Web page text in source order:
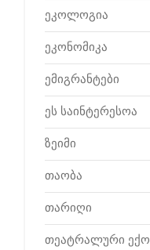
ეკოლოგია
ეკონომიკა
ემიგრანტები
ეს საინტერესოა
ზეიმი
თაობა
თარიღი
თეატრალური ექო